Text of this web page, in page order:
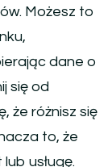
Możesz to
dane o
się od
że różnisz się
to, że
usługę.